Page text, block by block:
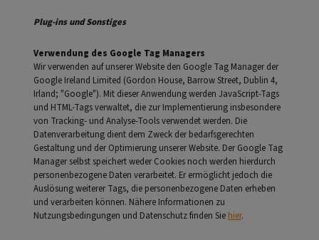
Plug-ins und Sonstiges
Verwendung des Google Tag Managers
Wir verwenden auf unserer Website den Google Tag Manager der
Google Ireland Limited (Gordon House, Barrow Street, Dublin 4,
Irland; "Google"). Mit dieser Anwendung werden JavaScript-Tags
und HTML-Tags verwaltet, die zur Implementierung insbesondere
von Tracking- und Analyse-Tools verwendet werden. Die
Datenverarbeitung dient dem Zweck der bedarfsgerechten
Gestaltung und der Optimierung unserer Website. Der Google Tag
Manager selbst speichert weder Cookies noch werden hierdurch
personenbezogene Daten verarbeitet. Er ermöglicht jedoch die
Auslösung weiterer Tags, die personenbezogene Daten erheben
und verarbeiten können. Nähere Informationen zu
Nutzungsbedingungen und Datenschutz finden Sie hier.